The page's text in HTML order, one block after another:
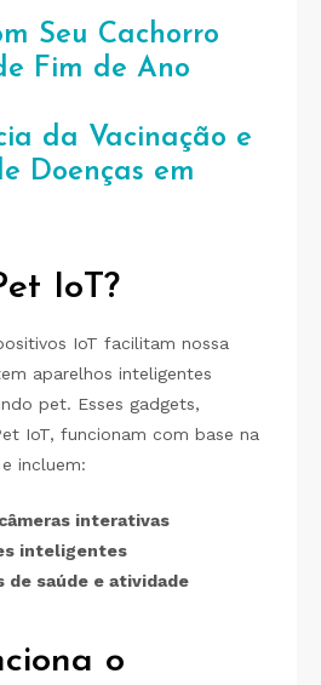
Seu Cachorro
Fim de Ano
da Vacinação e
Doenças em
IoT?
IoT facilitam nossa
aparelhos inteligentes
pet. Esses gadgets,
IoT, funcionam com base na
incluem:
interativas
inteligentes
de saúde e atividade
o